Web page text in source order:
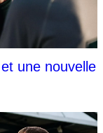
une nouvelle